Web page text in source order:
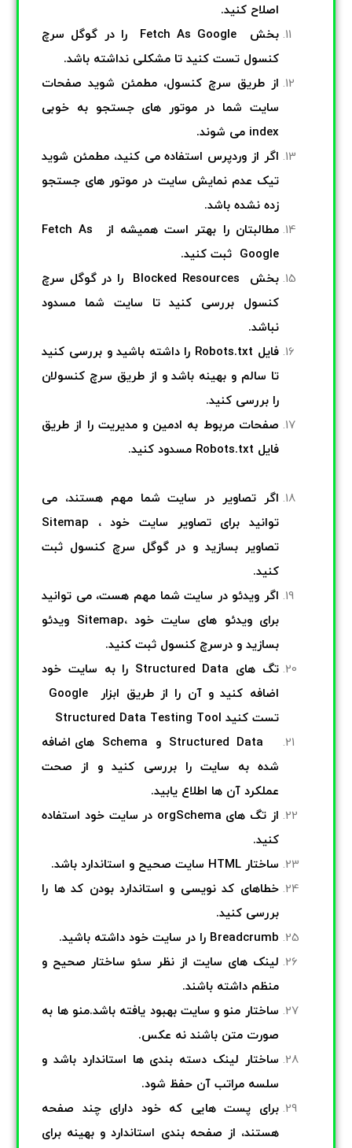
اصلاح کنید.
بخش Fetch As Google را در گوگل سرچ
کنسول تست کنید تا مشکلی نداشته باشد.
از طریق سرچ کنسول، مطمئن شوید صفحات
سایت شما در موتور های جستجو به خوبی
index می شوند.
اگر از وردپرس استفاده می کنید، مطمئن شوید
تیک عدم نمایش سایت در موتور های جستجو
زده نشده باشد.
مطالبتان را بهتر است همیشه از Fetch As
Google ثبت کنید.
بخش Blocked Resources را در گوگل سرچ
کنسول بررسی کنید تا سایت شما مسدود
نباشد.
فایل Robots.txt را داشته باشید و بررسی کنید
تا سالم و بهینه باشد و از طریق سرچ کنسولان
را بررسی کنید.
صفحات مربوط به ادمین و مدیریت را از طریق
فایل Robots.txt مسدود کنید.
اگر تصاویر در سایت شما مهم هستند، می
توانید برای تصاویر سایت خود ، Sitemap
تصاویر بسازید و در گوگل سرچ کنسول ثبت
کنید.
اگر ویدئو در سایت شما مهم هست، می توانید
برای ویدئو های سایت خود ،Sitemap ویدئو
بسازید و درسرچ کنسولثبت کنید.
تگ های Structured Data را به سایت خود
اضافه کنید و آن را از طریق ابزارGoogle
تست کنید Structured Data Testing Tool
Structured Data و Schema های اضافه
شده به سایت را بررسی کنید و از صحت
عملکرد آن ها اطلاع یابید.
از تگ های Schema
org در سایت خود استفاده
کنید.
ساختارHTML سایت صحیح و استاندارد باشد.
خطاهای کد نویسی و استاندارد بودن کد ها را
بررسی کنید.
Breadcrumb را در سایت خود داشته باشید.
لینک های سایت از نظر سئو ساختار صحیح و
منظم داشته باشند.
ساختار منو و سایت بهبود یافته باشد.منو ها به
صورت متن باشند نه عکس.
ساختار لینک دسته بندی ها استاندارد باشد و
سلسه مراتب آن حفظ شود.
برای پست هایی که خود دارای چند صفحه
هستند، از صفحه بندی استاندارد و بهینه برای